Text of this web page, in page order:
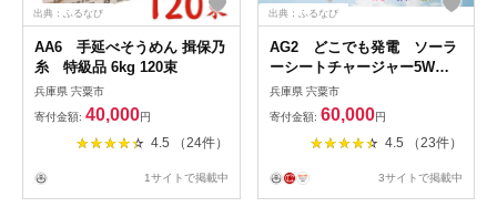
出典：ふるなび
AA6 手延べそうめん 揖保乃
糸 特級品 6kg 120束
兵庫県 宍粟市
寄付金額: 40,000円
4.5 （24件）
1サイトで掲載中
出典：ふるなび
AG2 どこでも発電 ソーラ
ーシートチャージャー5Wと
防水LEDチャージャー 【 防
災 防災用品 防災グッズ 台風
停電 アウトドア 充電 発電 ソ
ーラー発電 ソーラーパネル
クト キャンプ 非常時 バッテ
兵庫県 宍粟市
寄付金額: 60,000円
4.5 （23件）
3サイトで掲載中